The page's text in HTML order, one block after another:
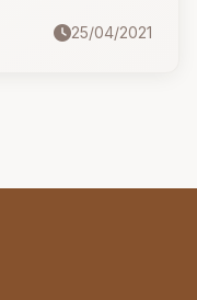
hầu cận của
25/04/2021